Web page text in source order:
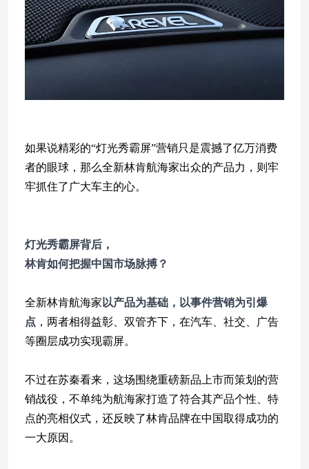
如果说精彩的“灯光秀霸屏”营销只是震撼了亿万消费
者的眼球，那么全新林肯航海家出众的产品力，则牢
牢抓住了广大车主的心。
灯光秀霸屏背后，
林肯如何把握中国市场脉搏？
全新林肯航海家 以产品为基础，以事件营销为引爆
点 ，两者相得益彰、双管齐下，在汽车、社交、广告
等圈层成功实现霸屏。
不过在苏秦看来，这场围绕重磅新品上市而策划的营
销战役，不单纯为航海家打造了符合其产品个性、特
点的亮相仪式，还反映了林肯品牌在中国取得成功的
一大原因。